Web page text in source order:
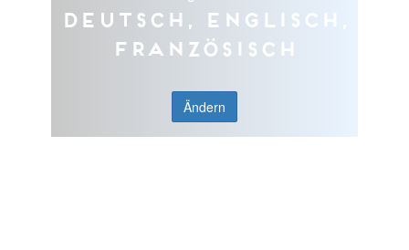
Deutsch, Englisch,
Französisch
Ändern